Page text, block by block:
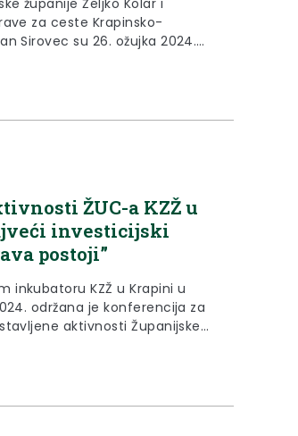
županije Željko Kolar i
za ceste Krapinsko-
Sirovec su 26. ožujka 2024.
Batina te nedavno završene
koja se proteže kroz...
ŽUC-a KZŽ u
investicijski
postoji”
inkubatoru KZŽ u Krapini u
održana je konferencija za
aktivnosti Županijske
Željko Kolar, ŽUC je u
jednim dijelom zbog